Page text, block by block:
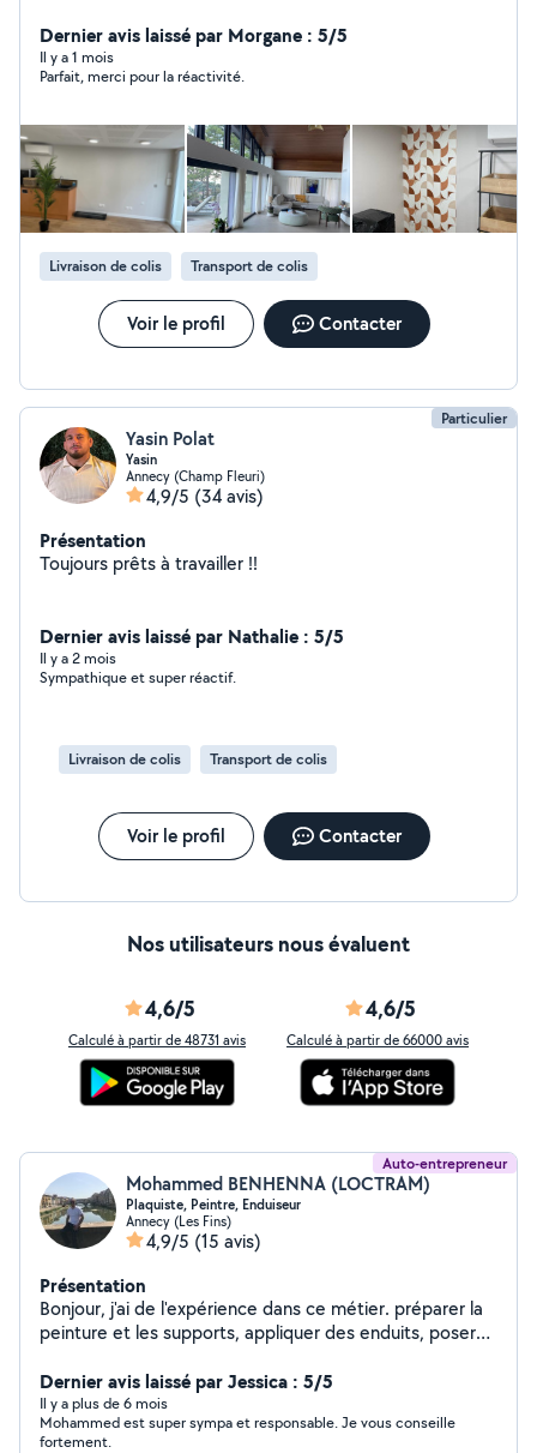
Dernier avis laissé par Morgane : 5/5
Il y a 1 mois
Parfait, merci pour la réactivité.
Livraison de colis Transport de colis
Voir le profil Contacter
Particulier
Yasin Polat
Yasin
Annecy (Champ Fleuri)
4,9/5 (34 avis)
Présentation
Toujours prêts à travailler !!
Dernier avis laissé par Nathalie : 5/5
Il y a 2 mois
Sympathique et super réactif.
Livraison de colis Transport de colis
Voir le profil Contacter
Nos utilisateurs nous évaluent
4,6/5
Calculé à partir de 48731 avis
4,6/5
Calculé à partir de 66000 avis
Auto-entrepreneur
Mohammed BENHENNA (LOCTRAM)
Plaquiste, Peintre, Enduiseur
Annecy (Les Fins)
4,9/5 (15 avis)
Présentation
Bonjour, j'ai de l'expérience dans ce métier. préparer la
peinture et les supports, appliquer des enduits, poser
Implantation ,ferraillage, isolation, pose de plaques de
plâtre, joints, poser du placo...
Dernier avis laissé par Jessica : 5/5
Il y a plus de 6 mois
Mohammed est super sympa et responsable. Je vous conseille
fortement.